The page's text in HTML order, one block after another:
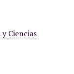
Ciencias